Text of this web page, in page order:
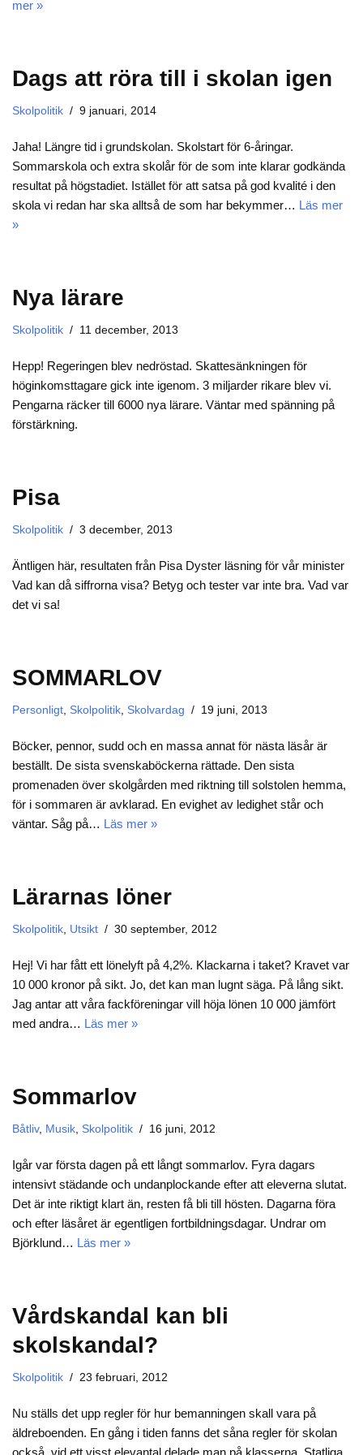
mer »
Dags att röra till i skolan igen
Skolpolitik 9 januari, 2014
Jaha! Längre tid i grundskolan. Skolstart för 6-åringar.
Sommarskola och extra skolår för de som inte klarar godkända
resultat på högstadiet. Istället för att satsa på god kvalité i den
skola vi redan har ska alltså de som har bekymmer… Läs mer
»
Nya lärare
Skolpolitik 11 december, 2013
Hepp! Regeringen blev nedröstad. Skattesänkningen för
höginkomsttagare gick inte igenom. 3 miljarder rikare blev vi.
Pengarna räcker till 6000 nya lärare. Väntar med spänning på
förstärkning.
Pisa
Skolpolitik 3 december, 2013
Äntligen här, resultaten från Pisa Dyster läsning för vår minister
Vad kan då siffrorna visa? Betyg och tester var inte bra. Vad var
det vi sa!
SOMMARLOV
Personligt, Skolpolitik, Skolvardag 19 juni, 2013
Böcker, pennor, sudd och en massa annat för nästa läsår är
beställt. De sista svenskaböckerna rättade. Den sista
promenaden över skolgården med riktning till solstolen hemma,
för i sommaren är avklarad. En evighet av ledighet står och
väntar. Såg på… Läs mer »
Lärarnas löner
Skolpolitik, Utsikt 30 september, 2012
Hej! Vi har fått ett lönelyft på 4,2%. Klackarna i taket? Kravet var
10 000 kronor på sikt. Jo, det kan man lugnt säga. På lång sikt.
Jag antar att våra fackföreningar vill höja lönen 10 000 jämfört
med andra… Läs mer »
Sommarlov
Båtliv, Musik, Skolpolitik 16 juni, 2012
Igår var första dagen på ett långt sommarlov. Fyra dagars
intensivt städande och undanplockande efter att eleverna slutat.
Det är inte riktigt klart än, resten få bli till hösten. Dagarna föra
och efter läsåret är egentligen fortbildningsdagar. Undrar om
Björklund… Läs mer »
Vårdskandal kan bli
skolskandal?
Skolpolitik 23 februari, 2012
Nu ställs det upp regler för hur bemanningen skall vara på
äldreboenden. En gång i tiden fanns det såna regler för skolan
också, vid ett visst elevantal delade man på klasserna. Statliga